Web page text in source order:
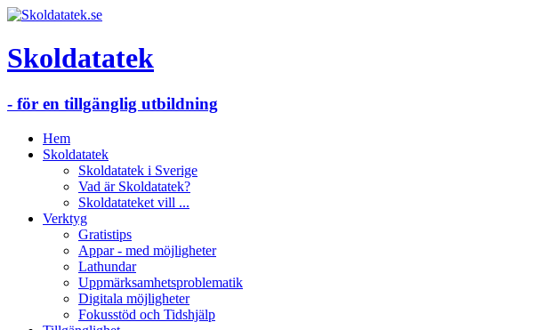
Skoldatatek
- för en tillgänglig utbildning
Hem
Skoldatatek
Skoldatatek i Sverige
Vad är Skoldatatek?
Skoldatateket vill ...
Verktyg
Gratistips
Appar - med möjligheter
Lathundar
Uppmärksamhetsproblematik
Digitala möjligheter
Fokusstöd och Tidshjälp